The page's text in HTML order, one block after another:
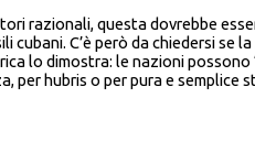
razionali, questa dovrebbe
cubani. C’è però da chiedersi
lo dimostra: le nazioni
per hubris o per pura e semplice